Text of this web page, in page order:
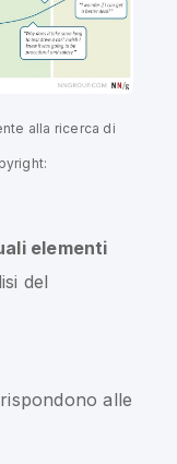
alla ricerca di
elementi
del
alle